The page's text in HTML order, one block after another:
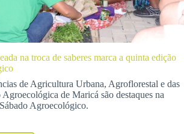
na troca de saberes marca a quinta edição
de Agricultura Urbana, Agroflorestal e das
de Maricá são destaques na
Agroecológico.